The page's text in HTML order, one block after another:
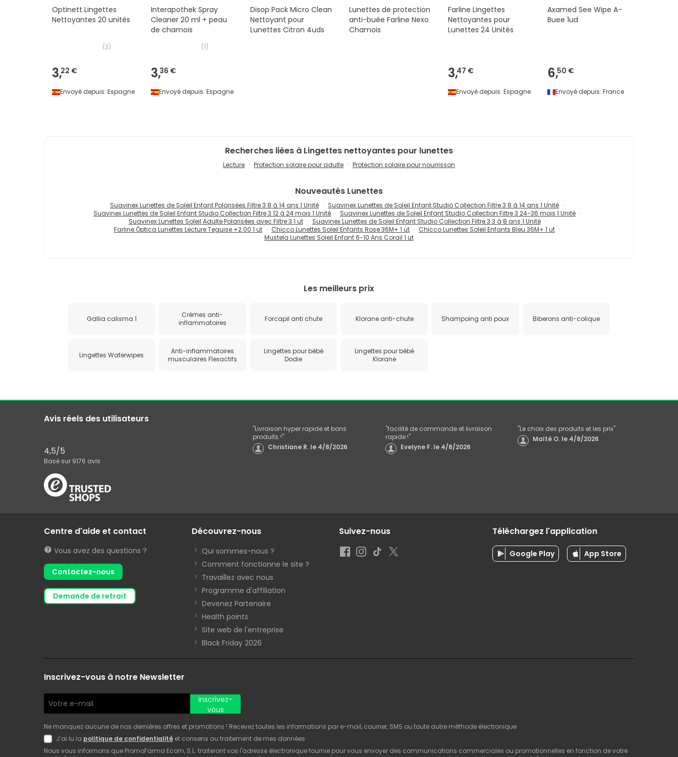
Optinett Lingettes
Nettoyantes 20 unités
(3)
3,22 €
Envoyé depuis: Espagne
Interapothek Spray
Cleaner 20 ml + peau
de chamois
(1)
3,36 €
Envoyé depuis: Espagne
Disop Pack Micro Clean
Nettoyant pour
Lunettes Citron 4uds
Lunettes de protection
anti-buée Farline Nexo
Chamois
Farline Lingettes
Nettoyantes pour
Lunettes 24 Unités
3,47 €
Envoyé depuis: Espagne
Axamed See Wipe A-
Buee 1ud
6,50 €
Envoyé depuis: France
Recherches liées à Lingettes nettoyantes pour lunettes
Lecture Protection solaire pour adulte Protection solaire pour nourrisson
Nouveautés Lunettes
Suavinex Lunettes de Soleil Enfant Polarisées Filtre 3 8 à 14 ans 1 Unité
Suavinex Lunettes de Soleil Enfant Studio Collection Filtre 3 8 à 14 ans 1 Unité
Suavinex Lunettes de Soleil Enfant Studio Collection Filtre 3 12 à 24 mois 1 Unité
Suavinex Lunettes de Soleil Enfant Studio Collection Filtre 3 24-36 mois 1 Unité
Suavinex Lunettes Soleil Adulte Polarisées avec Filtre 3 1 ut
Suavinex Lunettes de Soleil Enfant Studio Collection Filtre 3 3 à 8 ans 1 Unité
Farline Óptica Lunettes Lecture Teguise +2.00 1 ut
Chicco Lunettes Soleil Enfants Rose 36M+ 1 ut
Chicco Lunettes Soleil Enfants Bleu 36M+ 1 ut
Mustela Lunettes Soleil Enfant 6-10 Ans Corail 1 ut
Les meilleurs prix
Gallia calisma 1
Crèmes anti-
inflammatoires
Forcapil anti chute Klorane anti-chute Shampoing anti poux Biberons anti-colique
Lingettes Waterwipes
Anti-inflammatoires
musculaires Flexactifs
Lingettes pour bébé
Dodie
Lingettes pour bébé
Klorane
Avis réels des utilisateurs
4,5/5
Basé sur 9176 avis
"Livraison hyper rapide et bons
produits.⁹"
Christiane R. le 4/8/2026
"facilité de commande et livraison
rapide !"
Evelyne F. le 4/8/2026
"Le choix des produits et les prix"
Maïté O. le 4/8/2026
Centre d'aide et contact
Vous avez des questions ?
Contactez-nous
demande de retrait
Découvrez-nous
Qui sommes-nous ?
Comment fonctionne le site ?
Travaillez avec nous
Programme d'affiliation
Devenez Partenaire
Health points
Site web de l'entreprise
Black Friday 2026
Suivez-nous Téléchargez l'application
Google Play App Store
Inscrivez-vous à notre Newsletter
Inscrivez-
vous
Ne manquez aucune de nos dernières offres et promotions ! Recevez toutes les informations par e-mail, courrier, SMS ou toute autre méthode électronique
J’ai lu la politique de confidentialité et consens au traitement de mes données
Nous vous informons que PromoFarma Ecom, S.L. traiteront vos l'adresse électronique fournie pour vous envoyer des communications commerciales ou promotionnelles en fonction de votre